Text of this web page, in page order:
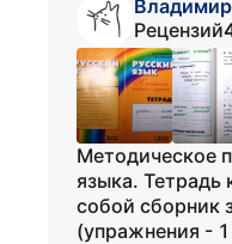
Рецензий
Методическое
языка. Тетрадь
собой сборник
(упражнения -